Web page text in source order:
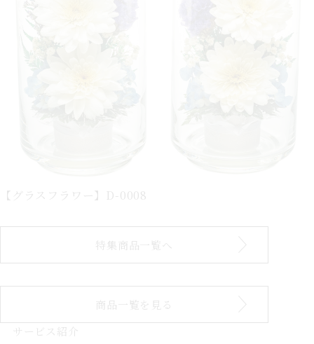
【グラスフラワー】D-0008
特集商品一覧へ
商品一覧を見る
サービス紹介